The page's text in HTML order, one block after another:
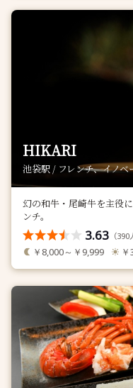
HIKARI
池袋駅 / フレンチ、イノ
幻の和牛・尾崎牛を主役
ンチ。
3.63 （390
￥8,000～￥9,999